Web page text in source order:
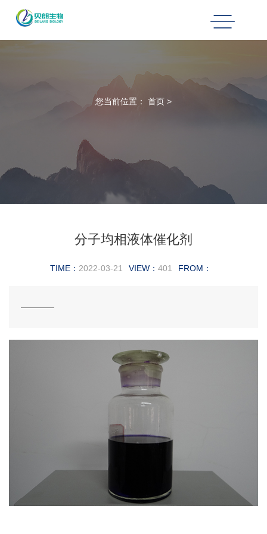
您当前位置： 首页 >
分子均相液体催化剂
TIME： 2022-03-21 VIEW： 401 FROM：
——​—​—​